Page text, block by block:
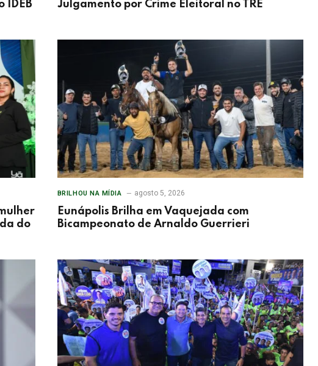
IDEB
Julgamento por Crime Eleitoral no TRE
do
BRILHOU NA MÍDIA agosto 5, 2026
Eunápolis Brilha em Vaquejada com
Bicampeonato de Arnaldo Guerrieri